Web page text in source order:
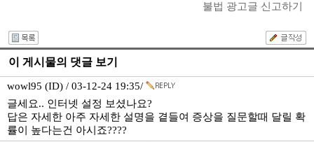
불법 광고글 신고하기
이 게시물의 댓글 보기
wowl95 (ID) / 03-12-24 19:35/
글세요.. 인터넷 설정 보셨나요?
답은 자세한 아주 자세한 설명을 곁들여 증상을 질문할때 달릴 확
률이 높다는건 아시죠????